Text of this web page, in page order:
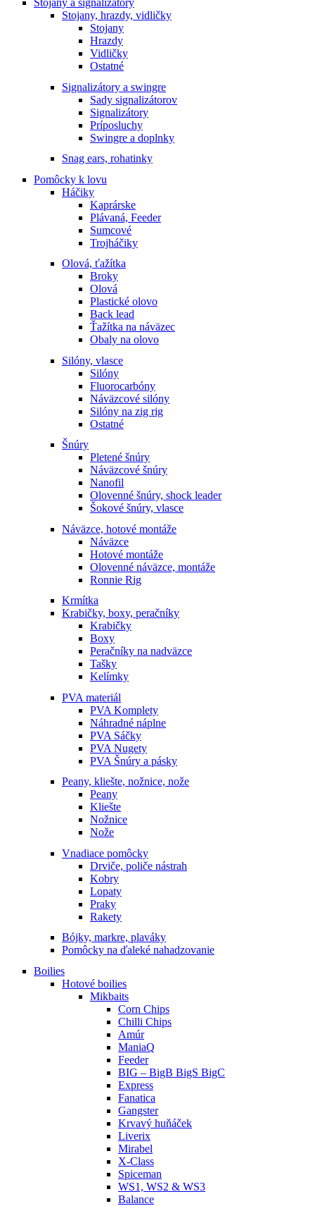
Stojany a signalizátory
Stojany, hrazdy, vidličky
Stojany
Hrazdy
Vidličky
Ostatné
Signalizátory a swingre
Sady signalizátorov
Signalizátory
Príposluchy
Swingre a doplnky
Snag ears, rohatinky
Pomôcky k lovu
Háčiky
Kaprárske
Plávaná, Feeder
Sumcové
Trojháčiky
Olová, ťažítka
Broky
Olová
Plastické olovo
Back lead
Ťažítka na náväzec
Obaly na olovo
Silóny, vlasce
Silóny
Fluorocarbóny
Náväzcové silóny
Silóny na zig rig
Ostatné
Šnúry
Pletené šnúry
Náväzcové šnúry
Nanofil
Olovenné šnúry, shock leader
Šokové šnúry, vlasce
Náväzce, hotové montáže
Náväzce
Hotové montáže
Olovenné náväzce, montáže
Ronnie Rig
Krmítka
Krabičky, boxy, peračníky
Krabičky
Boxy
Peračníky na nadväzce
Tašky
Kelímky
PVA materiál
PVA Komplety
Náhradné náplne
PVA Sáčky
PVA Nugety
PVA Šnúry a pásky
Peany, kliešte, nožnice, nože
Peany
Kliešte
Nožnice
Nože
Vnadiace pomôcky
Drviče, poliče nástrah
Kobry
Lopaty
Praky
Rakety
Bójky, markre, plaváky
Pomôcky na ďaleké nahadzovanie
Boilies
Hotové boilies
Mikbaits
Corn Chips
Chilli Chips
Amúr
ManiaQ
Feeder
BIG – BigB BigS BigC
Express
Fanatica
Gangster
Krvavý huňáček
Liverix
Mirabel
X-Class
Spiceman
WS1, WS2 & WS3
Balance